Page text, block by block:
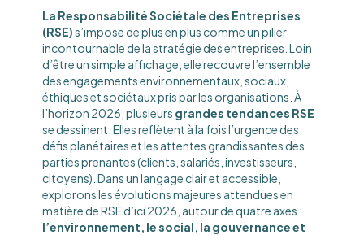
La Responsabilité Sociétale des Entreprises
(RSE)s’impose de plus en plus comme un pilier
incontournable de la stratégie des entreprises. Loin
d’être un simple affichage, elle recouvre l’ensemble
des engagements environnementaux, sociaux,
éthiques et sociétaux pris par les organisations. À
l’horizon 2026, plusieurs grandes tendances RSE
se dessinent. Elles reflètent à la fois l’urgence des
défis planétaires et les attentes grandissantes des
parties prenantes (clients, salariés, investisseurs,
citoyens). Dans un langage clair et accessible,
explorons les évolutions majeures attendues en
matière de RSE d’ici 2026, autour de quatre axes :
l’environnement, le social, la gouvernance et